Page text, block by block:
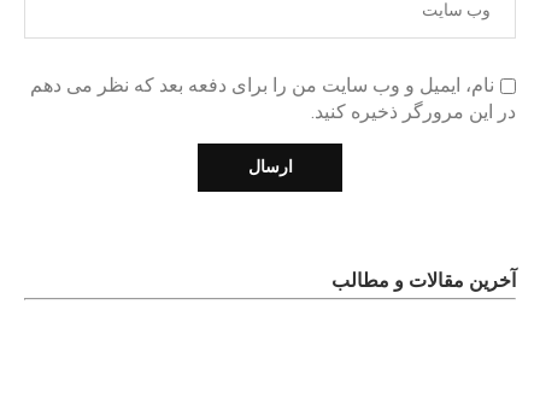
نام، ایمیل و وب سایت من را برای دفعه بعد که نظر می دهم
در این مرورگر ذخیره کنید.
آخرین مقالات و مطالب